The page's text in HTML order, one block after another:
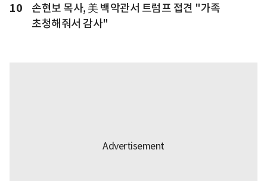
10
손현보 목사, 美 백악관서 트럼프 접견 "가족
초청해줘서 감사"